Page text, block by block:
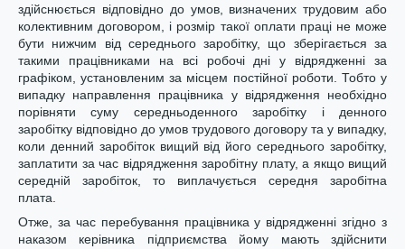
здійснюється відповідно до умов, визначених трудовим або
колективним договором, і розмір такої оплати праці не може
бути нижчим від середнього заробітку, що зберігається за
такими працівниками на всі робочі дні у відрядженні за
графіком, установленим за місцем постійної роботи. Тобто у
випадку направлення працівника у відрядження необхідно
порівняти суму середньоденного заробітку і денного
заробітку відповідно до умов трудового договору та у випадку,
коли денний заробіток вищий від його середнього заробітку,
заплатити за час відрядження заробітну плату, а якщо вищий
середній заробіток, то виплачується середня заробітна
плата.
Отже, за час перебування працівника у відрядженні згідно з
наказом керівника підприємства йому мають здійснити